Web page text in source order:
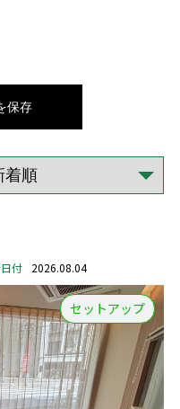
保存
付 2026.08.04
セットアップ